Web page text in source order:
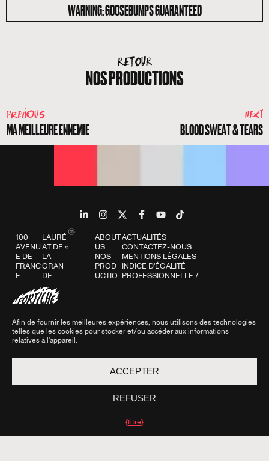
Afin de fournir les meilleures expériences, nous utilisons des technologies
telles que les cookies pour stocker et/ou accéder aux informations
relatives à l'appareil.
ACCEPTER
REFUSER
{titre}
WARNING: GOOSEBUMPS GUARANTEED
RETOUR
NOS PRODUCTIONS
NEXT
BLOOD SWEAT & TEARS
PREVIOUS
MA MEILLEURE ENNEMIE
100
AVENU
E DE
FRANC
E
PARIS
LAURÉ
AT DE «
LA
GRAN
DE
FABRI
QUE
DE
E »,
UNE
OPÉRA
CADRE
ABOUT
US
NOS
PROD
UCTIO
DEVEN
IR UN
FAQ
ACTUALITÉS
CONTACTEZ-NOUS
MENTIONS LÉGALES
INDICE D'ÉGALITÉ
PROFESSIONNELLE /
COOKIES